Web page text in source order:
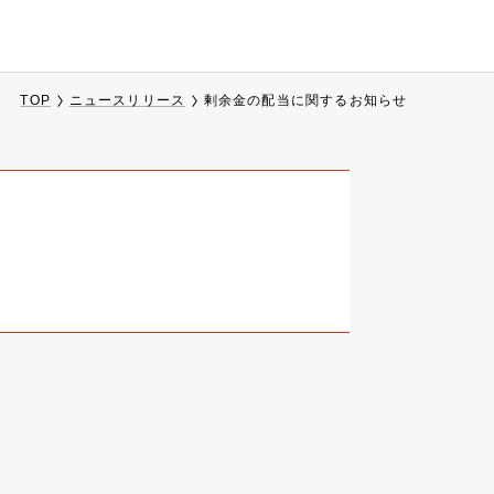
TOP ニュースリリース 剰余金の配当に関するお知らせ